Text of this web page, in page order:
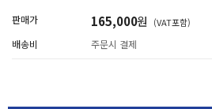
판매가 165,000원 (VAT포함)
배송비 주문시 결제